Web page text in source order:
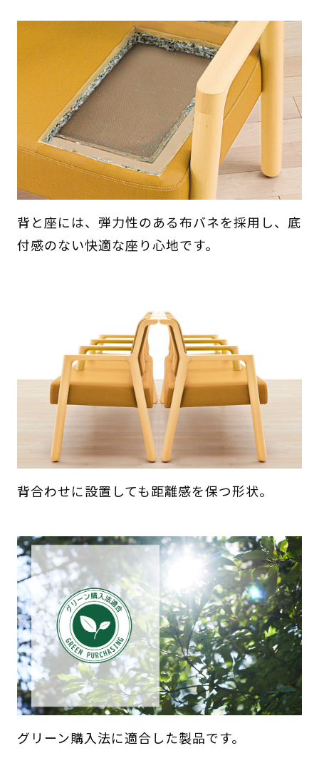
背と座には、弾力性のある布バネを採用し、底
付感のない快適な座り心地です。
背合わせに設置しても距離感を保つ形状。
グリーン購入法に適合した製品です。